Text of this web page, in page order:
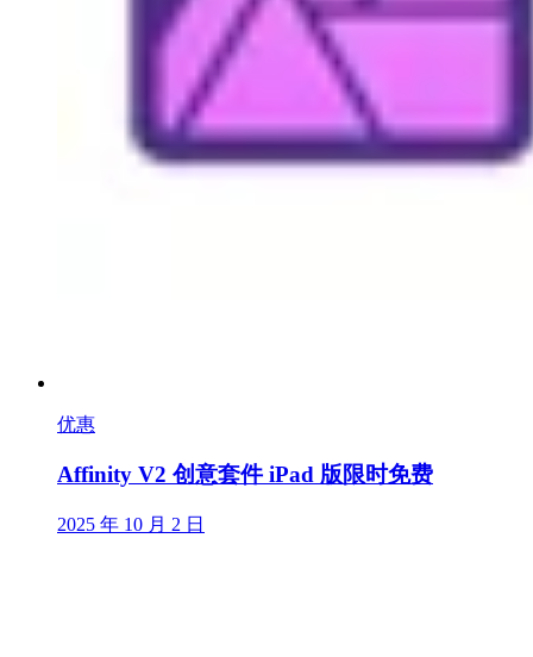
优惠
Affinity V2 创意套件 iPad 版限时免费
2025 年 10 月 2 日